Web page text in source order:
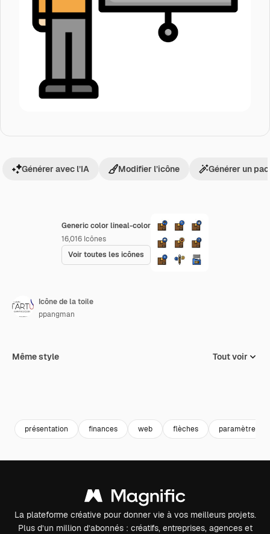
Generic color lineal-color
16,016 Icônes
Voir toutes les icônes
Générer avec l’IA Modifier l’icône Générer un
Icône de la toile
ppangman
Même style Tout voir
présentation finances web flèches paramètres
La plateforme créative pour donner vie à vos meilleurs projets.
Plus d’un million d’abonnés : créatifs, entreprises, agences et